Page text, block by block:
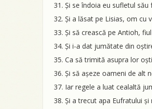
Și se îndoia eu sufletul
Și a lăsat pe Lisias, om cu
Și să crească pe Antioh,
Și i-a dat jumătate din
Ca să trimită asupra lor
Și să așeze oameni de alt
Iar regele a luat cealaltă
Și a trecut apa Eufratului